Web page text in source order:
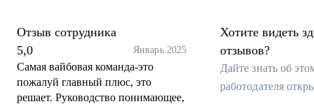
Отзыв сотрудника
5,0
Январь 2025
Самая вайбовая команда-это
пожалуй главный плюс, это
решает. Руководство понимающее,
Хотите видеть
отзывов?
Дайте знать об
работодателя